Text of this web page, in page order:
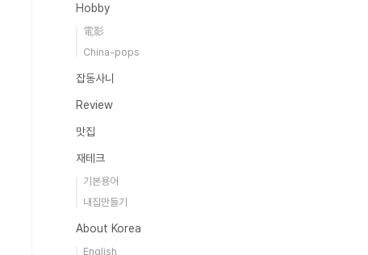
Hobby
電影
China-pops
잡동사니
Review
맛집
재테크
기본용어
내집만들기
About Korea
English